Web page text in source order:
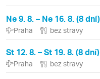
Ne 9. 8. – Ne 16. 8. (8 dní)
Praha bez stravy
St 12. 8. – St 19. 8. (8 dní)
Praha bez stravy